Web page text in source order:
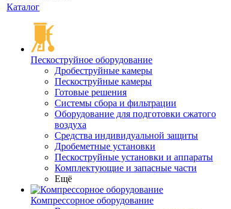
Каталог
Пескоструйное оборудование
Дробеструйные камеры
Пескоструйные камеры
Готовые решения
Системы сбора и фильтрации
Оборудование для подготовки сжатого
воздуха
Средства индивидуальной защиты
Дробеметные установки
Пескоструйные установки и аппараты
Комплектующие и запасные части
Ещё
Компрессорное оборудование